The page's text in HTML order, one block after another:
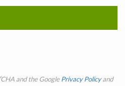
and the GooglePrivacy Policyand